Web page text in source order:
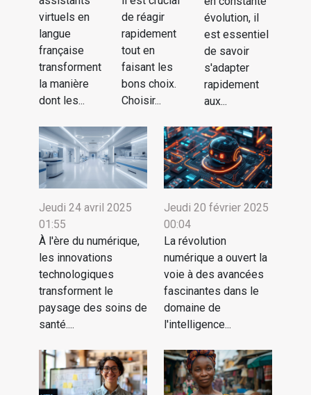
virtuels en
langue
française
transforment
la manière
dont les...
de réagir
rapidement
tout en
faisant les
bons choix.
Choisir...
évolution, il
est essentiel
de savoir
s'adapter
rapidement
aux...
Jeudi 24 avril 2025
01:55
À l'ère du numérique,
les innovations
technologiques
transforment le
paysage des soins de
santé....
Jeudi 20 février 2025
00:04
La révolution
numérique a ouvert la
voie à des avancées
fascinantes dans le
domaine de
l'intelligence...